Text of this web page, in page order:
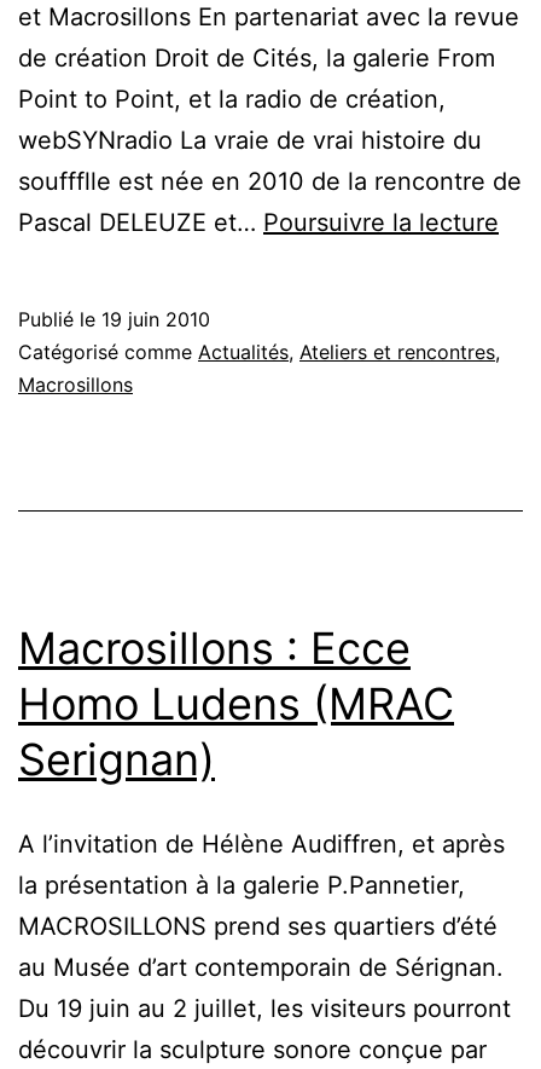
et Macrosillons En partenariat avec la revue
de création Droit de Cités, la galerie From
Point to Point, et la radio de création,
webSYNradio La vraie de vrai histoire du
souffflle est née en 2010 de la rencontre de
Pascal DELEUZE et… Poursuivre la lecture
:
Publié le 19 juin 2010
Catégorisé comme Actualités, Ateliers et rencontres,
Macrosillons
Macrosillons : Ecce
Homo Ludens (MRAC
Serignan)
A l’invitation de Hélène Audiffren, et après
la présentation à la galerie P.Pannetier,
MACROSILLONS prend ses quartiers d’été
au Musée d’art contemporain de Sérignan.
Du 19 juin au 2 juillet, les visiteurs pourront
découvrir la sculpture sonore conçue par